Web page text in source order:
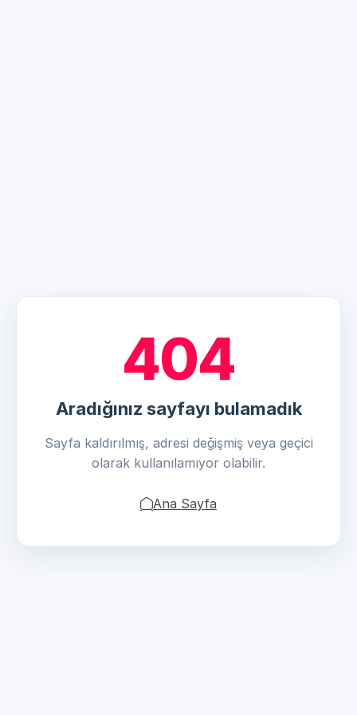
404
Aradığınız sayfayı bulamadık
Sayfa kaldırılmış, adresi değişmiş veya geçici
olarak kullanılamıyor olabilir.
Ana Sayfa